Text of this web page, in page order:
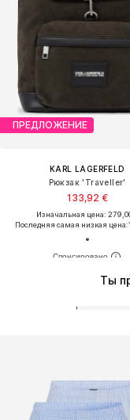
ПРЕДЛОЖЕНИЕ
KARL LAGERFELD
Рюкзак 'Traveller'
133,92 €
Изначальная цена:
Последняя самая низкая цена:
Ты